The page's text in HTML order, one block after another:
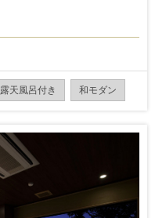
露天風呂付き 和モダン